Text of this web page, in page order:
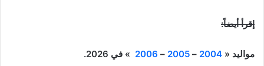
إقرأ أيضاً:
مواليد « 2004
–
2005
–
2006 » في 2026.